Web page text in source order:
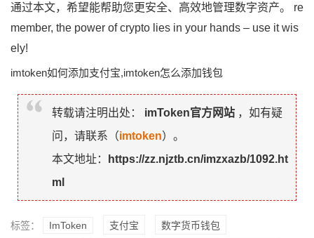
通过本文，希望能帮助您更安全、高效地管理数字资产。 re
member, the power of crypto lies in your hands – use it wis
ely!
imtoken如何添加支付宝,imtoken怎么添加钱包
转载请注明出处： imToken官方网站 ，如有疑
问，请联系（imtoken）。
本文地址：
https://zz.njztb.cn/imzxazb/1092.ht
ml
标签： ImToken 支付宝 数字货币钱包